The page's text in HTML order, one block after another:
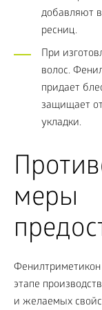
добавляют
ресниц.
При
волос.
придает
защищает
укладки.
меры
Фенилтриметикон
этапе
и желаемых